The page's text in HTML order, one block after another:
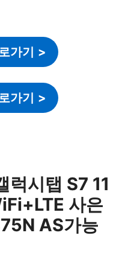
가기 >
가기 >
럭시탭 S7 11
사은
AS가능